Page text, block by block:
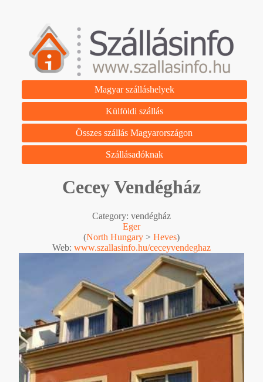
Magyar szálláshelyek
Külföldi szállás
Összes szállás Magyarországon
Szállásadóknak
Cecey Vendégház
Category: vendégház
Eger
(North Hungary > Heves)
Web: www.szallasinfo.hu/ceceyvendeghaz